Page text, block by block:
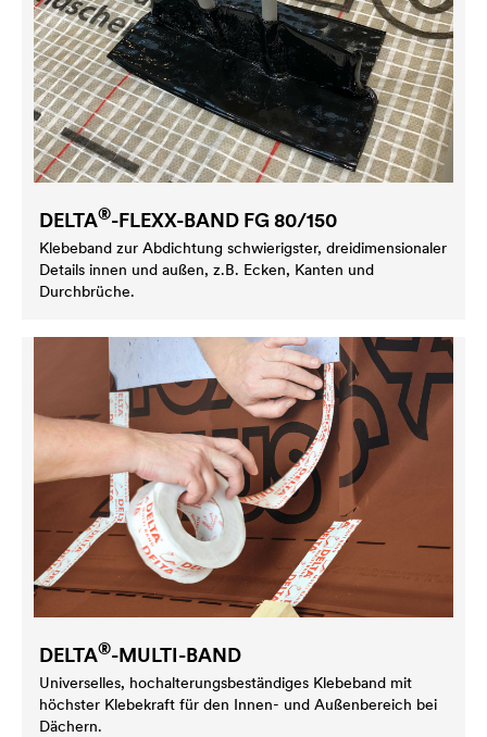
DELTA®-FLEXX-BAND FG 80/150
Klebeband zur Abdichtung schwierigster, dreidimensionaler
Details innen und außen, z.B. Ecken, Kanten und
Durchbrüche.
DELTA®-MULTI-BAND
Universelles, hochalterungsbeständiges Klebeband mit
höchster Klebekraft für den Innen- und Außenbereich bei
Dächern.